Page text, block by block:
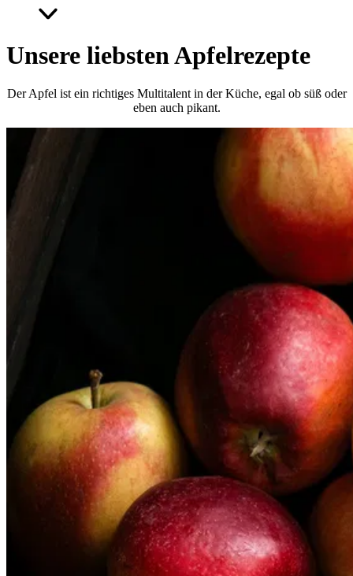
Unsere liebsten Apfelrezepte
Der Apfel ist ein richtiges Multitalent in der Küche, egal ob süß oder
eben auch pikant.